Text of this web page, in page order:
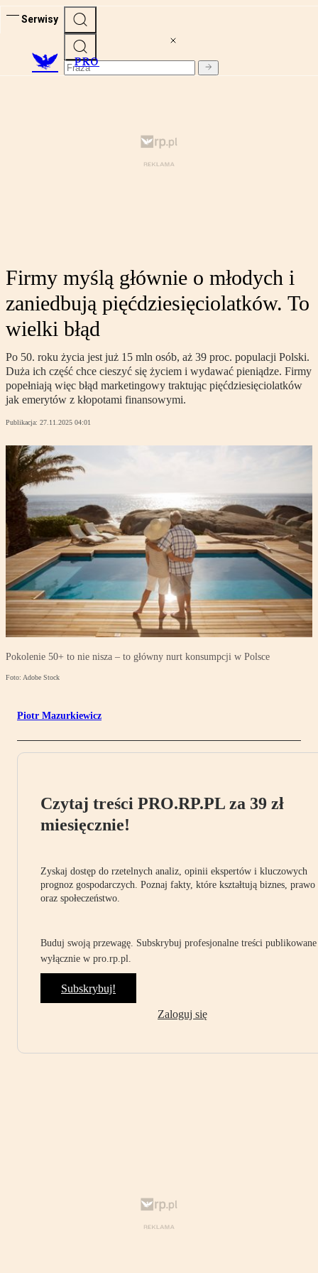
Serwisy
PRO
Firmy myślą głównie o młodych i
zaniedbują pięćdziesięciolatków. To
wielki błąd
Po 50. roku życia jest już 15 mln osób, aż 39 proc. populacji Polski.
Duża ich część chce cieszyć się życiem i wydawać pieniądze. Firmy
popełniają więc błąd marketingowy traktując pięćdziesięciolatków
jak emerytów z kłopotami finansowymi.
Publikacja: 27.11.2025 04:01
Pokolenie 50+ to nie nisza – to główny nurt konsumpcji w Polsce
Foto: Adobe Stock
Piotr Mazurkiewicz
Czytaj treści PRO.RP.PL za 39 zł
miesięcznie!
Zyskaj dostęp do rzetelnych analiz, opinii ekspertów i kluczowych
prognoz gospodarczych. Poznaj fakty, które kształtują biznes, prawo
oraz społeczeństwo.
Buduj swoją przewagę. Subskrybuj profesjonalne treści publikowane
wyłącznie w pro.rp.pl.
Subskrybuj!
Zaloguj się